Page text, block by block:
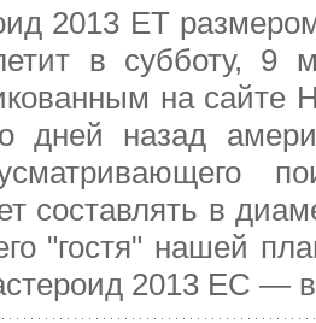
2013 ET
в субботу, 9
на сайте
дней назад
составлять в
"гостя" нашей
2013 EC —